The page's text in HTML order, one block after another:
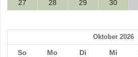
27
28 29 30
Oktober 2026
So Mo Di Mi